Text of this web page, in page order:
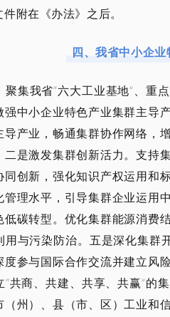
附在《办法》之后。
四、我省中小企
聚集我省“六大工业基地”、
强中小企业特色产业集群主导
导产业，畅通集群协作网络，
二是激发集群创新活力。支持
同创新，强化知识产权运用和
管理水平，引导集群企业运用
低碳转型。优化集群能源消费
用与污染防治。五是深化集群
度参与国际合作交流并建立风
“共商、共建、共享、共赢”的
（州）、县（市、区）工业和